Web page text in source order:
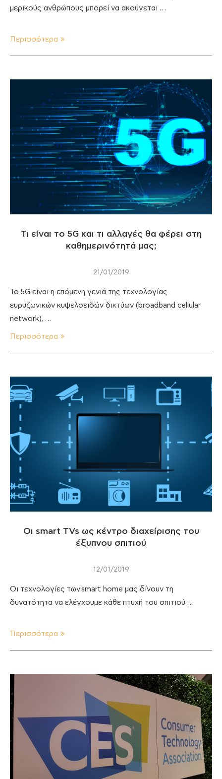
μερικούς ανθρώπους μπορεί να ακούγεται …
Περισσότερα
Τι είναι το 5G και τι αλλαγές θα φέρει στη
καθημερινότητά μας;
21/01/2019
To 5G είναι η επόμενη γενιά της τεχνολογίας
ευρυζωνικών κυψελοειδών δικτύων (broadband cellular
network), …
Περισσότερα
Οι smart TVs ως κέντρο διαχείρισης του
έξυπνου σπιτιού
12/01/2019
Οι τεχνολογίες των smart home μας δίνουν τη
δυνατότητα να ελέγχουμε κάθε πτυχή του σπιτιού …
Περισσότερα